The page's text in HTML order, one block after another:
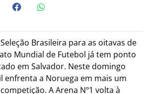
Brasileira para as oitavas de
Mundial de Futebol já tem ponto
em Salvador. Neste domingo
enfrenta a Noruega em mais um
A Arena Nº1 volta à